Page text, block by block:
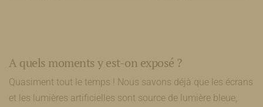
A quels moments y est-on exposé ?
Quasiment tout le temps ! Nous savons déjà que les écrans
et les lumières artificielles sont source de lumière bleue,